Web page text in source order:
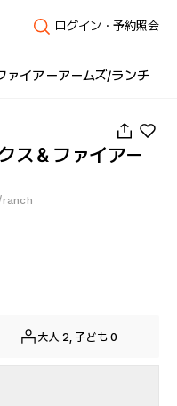
ログイン・予約照会
ァイアーアームズ/ランチ
ス＆ファイアー
大人 2, 子ども 0